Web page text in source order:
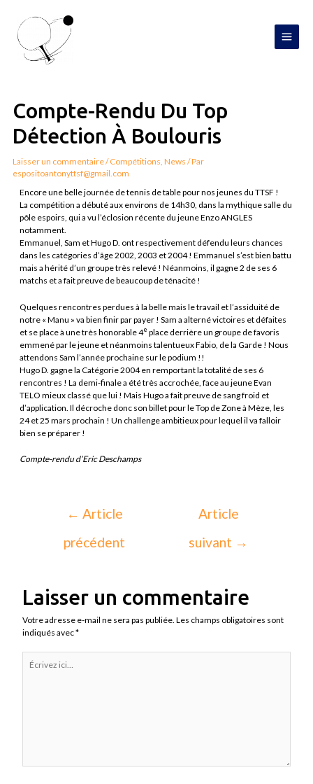
contenu
Compte-Rendu Du Top
Détection À Boulouris
Laisser un commentaire/Compétitions,News / Par
espositoantonyttsf@gmail.com
Encore une belle journée de tennis de table pour nos jeunes du TTSF !
La compétition a débuté aux environs de 14h30, dans la mythique salle du
pôle espoirs, qui a vu l’éclosion récente du jeune Enzo ANGLES
notamment.
Emmanuel, Sam et Hugo D. ont respectivement défendu leurs chances
dans les catégories d’âge 2002, 2003 et 2004 ! Emmanuel s’est bien battu
mais a hérité d’un groupe très relevé ! Néanmoins, il gagne 2 de ses 6
matchs et a fait preuve de beaucoup de ténacité !
Quelques rencontres perdues à la belle mais le travail et l’assiduité de
notre « Manu » va bien finir par payer ! Sam a alterné victoires et défaites
et se place à une très honorable 4e place derrière un groupe de favoris
emmené par le jeune et néanmoins talentueux Fabio, de la Garde ! Nous
attendons Sam l’année prochaine sur le podium !!
Hugo D. gagne la Catégorie 2004 en remportant la totalité de ses 6
rencontres ! La demi-finale a été très accrochée, face au jeune Evan
TELO mieux classé que lui ! Mais Hugo a fait preuve de sang froid et
d’application. Il décroche donc son billet pour le Top de Zone à Mèze, les
24 et 25 mars prochain ! Un challenge ambitieux pour lequel il va falloir
bien se préparer !
Compte-rendu d’Eric Deschamps
← Article
précédent
Article
suivant →
Laisser un commentaire
Votre adresse e-mail ne sera pas publiée. Les champs obligatoires sont
indiqués avec*
ici…